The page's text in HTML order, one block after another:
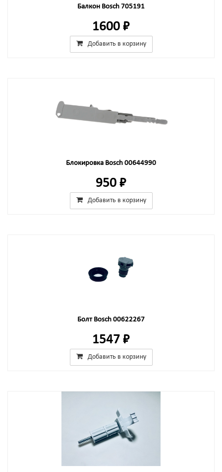
Балкон Bosch 705191
1600 ₽
Добавить в корзину
Блокировка Bosch 00644990
950 ₽
Добавить в корзину
Болт Bosch 00622267
1547 ₽
Добавить в корзину